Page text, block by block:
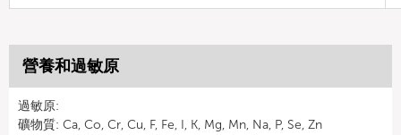
營養和過敏原
過敏原:
礦物質: Ca, Co, Cr, Cu, F, Fe, I, K, Mg, Mn, Na, P, Se, Zn